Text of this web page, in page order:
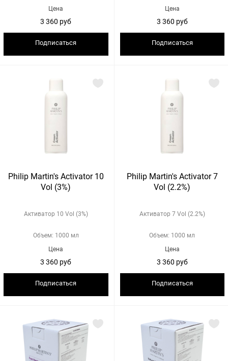
Цена
3 360 руб
Подписаться
Цена
3 360 руб
Подписаться
Philip Martin's Activator 10
Vol (3%)
Активатор 10 Vol (3%)
Объем: 1000 мл
Цена
3 360 руб
Подписаться
Philip Martin's Activator 7
Vol (2.2%)
Активатор 7 Vol (2.2%)
Объем: 1000 мл
Цена
3 360 руб
Подписаться